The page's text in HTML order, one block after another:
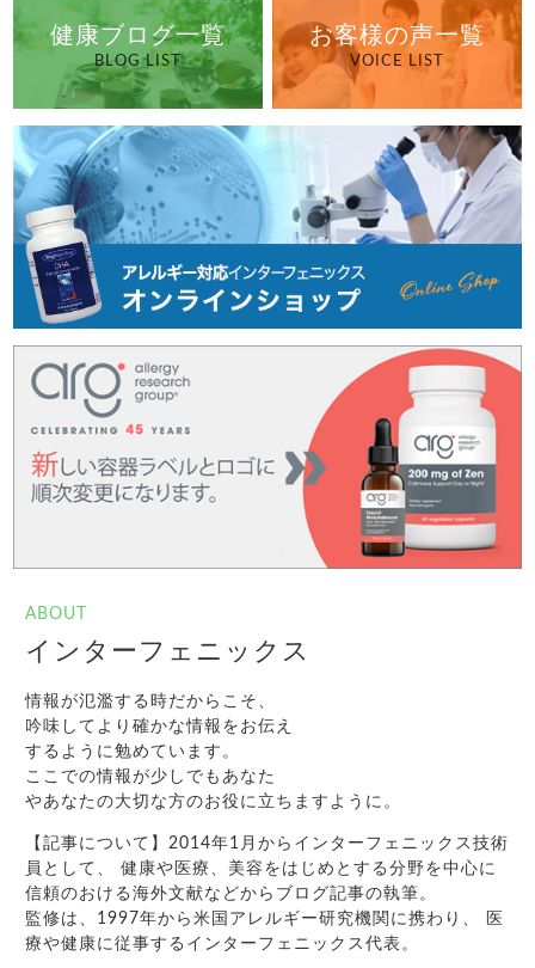
健康ブログ一覧
BLOG LIST
お客様の声一覧
VOICE LIST
ABOUT
インターフェニックス
情報が氾濫する時だからこそ、
吟味してより確かな情報をお伝え
するように勉めています。
ここでの情報が少しでもあなた
やあなたの大切な方のお役に立ちますように。
【記事について】2014年1月からインターフェニックス技術
員として、 健康や医療、美容をはじめとする分野を中心に
信頼のおける海外文献などからブログ記事の執筆。
監修は、1997年から米国アレルギー研究機関に携わり、 医
療や健康に従事するインターフェニックス代表。